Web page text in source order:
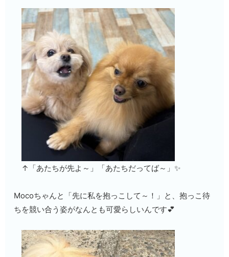
↑「あたちが先よ～」「あたちだってば～」✨
Mocoちゃんと「先に私を抱っこして～！」と、抱っこ待
ちを競い合う姿がなんとも可愛らしいんです💕